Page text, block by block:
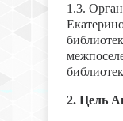
1.3.
2. Цель